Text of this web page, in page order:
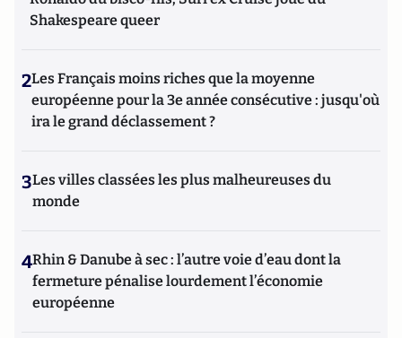
Shakespeare queer
2Les Français moins riches que la moyenne
européenne pour la 3e année consécutive : jusqu'où
ira le grand déclassement ?
3Les villes classées les plus malheureuses du
monde
4Rhin & Danube à sec : l’autre voie d’eau dont la
fermeture pénalise lourdement l’économie
européenne